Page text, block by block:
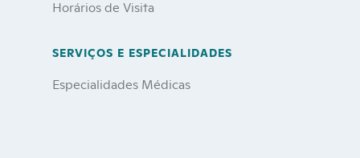
Horários de Visita
SERVIÇOS E ESPECIALIDADES
Especialidades Médicas